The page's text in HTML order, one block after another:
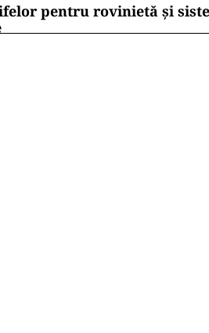
pentru rovinietă și